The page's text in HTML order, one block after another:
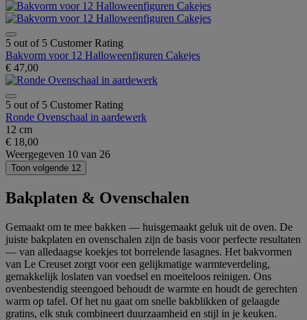
5 out of 5 Customer Rating
Bakvorm voor 12 Halloweenfiguren Cakejes
€ 47,00
5 out of 5 Customer Rating
Ronde Ovenschaal in aardewerk
12 cm
€ 18,00
Weergegeven 10 van 26
Toon volgende 12
Bakplaten & Ovenschalen
Gemaakt om te mee bakken — huisgemaakt geluk uit de oven. De
juiste bakplaten en ovenschalen zijn de basis voor perfecte resultaten
— van alledaagse koekjes tot borrelende lasagnes. Het bakvormen
van Le Creuset zorgt voor een gelijkmatige warmteverdeling,
gemakkelijk loslaten van voedsel en moeiteloos reinigen. Ons
ovenbestendig steengoed behoudt de warmte en houdt de gerechten
warm op tafel. Of het nu gaat om snelle bakblikken of gelaagde
gratins, elk stuk combineert duurzaamheid en stijl in je keuken.